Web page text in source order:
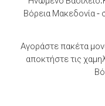
Βόρεια Μακεδονία -
Αγοράστε πακέτα
αποκτήστε τις